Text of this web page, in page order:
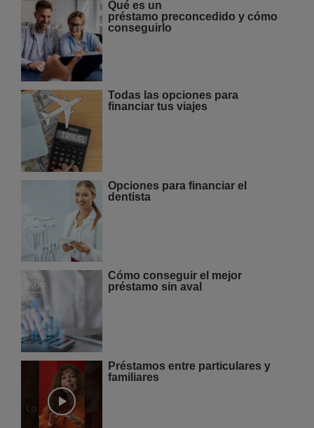
Qué es un
préstamo preconcedido y cómo
conseguirlo
Todas las opciones para
financiar tus viajes
Opciones para financiar el
dentista
Cómo conseguir el mejor
préstamo sin aval
Préstamos entre particulares y
familiares